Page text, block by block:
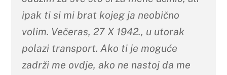
ipak ti si mi brat kojeg ja neobično
volim. Večeras, 27 X 1942., u utorak
polazi transport. Ako ti je moguće
zadrži me ovdje, ako ne nastoj da me